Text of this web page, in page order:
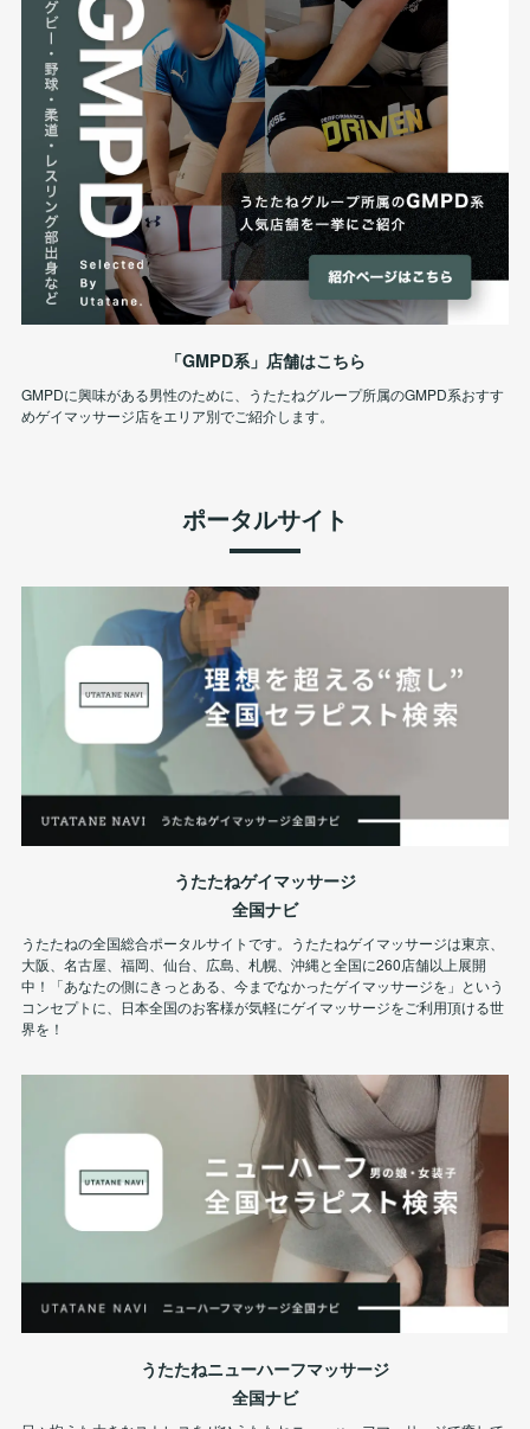
「GMPD系」店舗はこちら
GMPDに興味がある男性のために、うたたねグループ所属のGMPD系おすす
めゲイマッサージ店をエリア別でご紹介します。
ポータルサイト
うたたねゲイマッサージ
全国ナビ
うたたねの全国総合ポータルサイトです。うたたねゲイマッサージは東京、
大阪、名古屋、福岡、仙台、広島、札幌、沖縄と全国に260店舗以上展開
中！「あなたの側にきっとある、今までなかったゲイマッサージを」という
コンセプトに、日本全国のお客様が気軽にゲイマッサージをご利用頂ける世
界を！
うたたねニューハーフマッサージ
全国ナビ